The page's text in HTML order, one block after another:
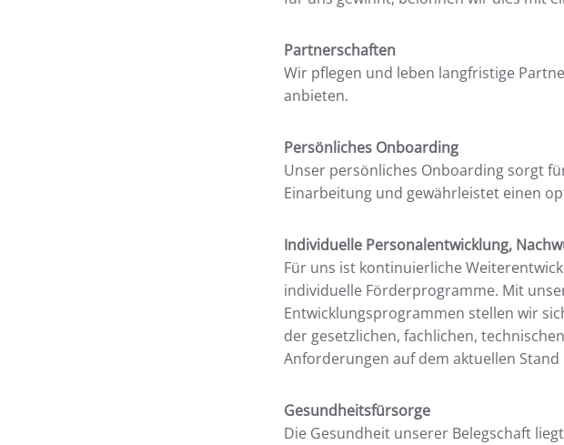
Partnerschaften
Wir pflegen und leben langfristige
anbieten.
Persönliches Onboarding
Unser persönliches Onboarding sorgt
Einarbeitung und gewährleistet einen
Individuelle Personalentwicklung,
Für uns ist kontinuierliche
individuelle Förderprogramme. Mit
Entwicklungsprogrammen stellen wir
der gesetzlichen, fachlichen,
Anforderungen auf dem aktuellen
Gesundheitsfürsorge
Die Gesundheit unserer Belegschaft